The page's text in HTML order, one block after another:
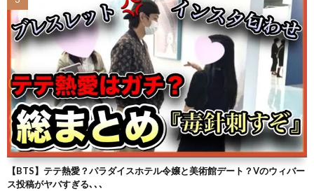
【BTS】テテ熱愛？パラダイスホテル令嬢と美術館デート？Vのウィバー
ス投稿がヤバすぎる､､､